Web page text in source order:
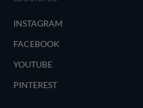
INSTAGRAM
FACEBOOK
YOUTUBE
PINTEREST